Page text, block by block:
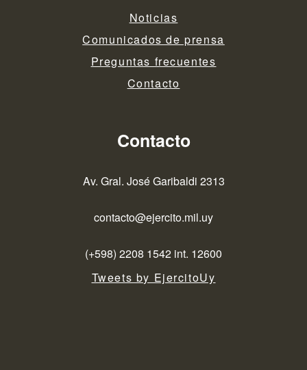
Noticias
Comunicados de prensa
Preguntas frecuentes
Contacto
Contacto
Av. Gral. José Garibaldi 2313
contacto@ejercito.mil.uy
(+598) 2208 1542 int. 12600
Tweets by EjercitoUy